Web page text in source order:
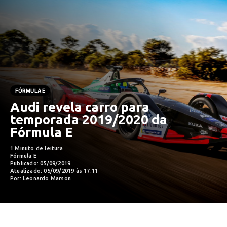
FÓRMULA E
Audi revela carro para
temporada 2019/2020 da
Fórmula E
1 Minuto de leitura
Fórmula E
Publicado: 05/09/2019
Atualizado: 05/09/2019 às 17:11
Por: Leonardo Marson